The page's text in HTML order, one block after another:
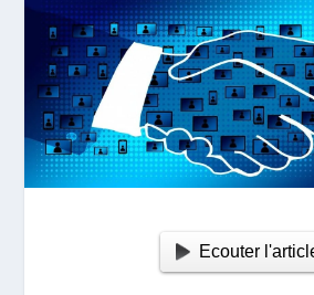
Ecouter